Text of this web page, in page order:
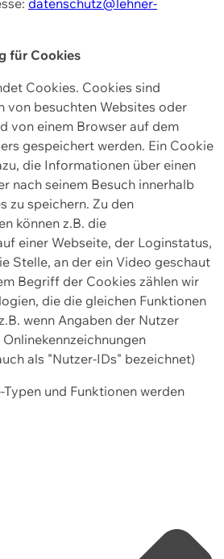
für Cookies
Cookies. Cookies sind
von besuchten Websites oder
von einem Browser auf dem
gespeichert werden. Ein Cookie
die Informationen über einen
nach seinem Besuch innerhalb
zu speichern. Zu den
können z.B. die
einer Webseite, der Loginstatus,
Stelle, an der ein Video geschaut
Begriff der Cookies zählen wir
die die gleichen Funktionen
wenn Angaben der Nutzer
als "Nutzer-IDs" bezeichnet)
und Funktionen werden